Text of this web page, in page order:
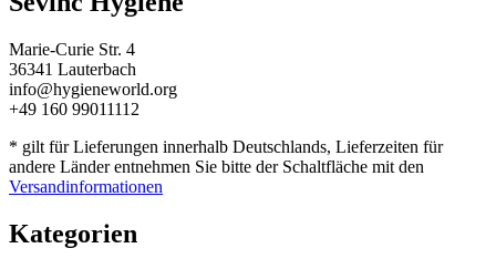
Marie-Curie Str. 4
36341 Lauterbach
info@hygieneworld.org
+49 160 99011112
* gilt für Lieferungen innerhalb Deutschlands, Lieferzeiten für
andere Länder entnehmen Sie bitte der Schaltfläche mit den
Versandinformationen
Kategorien